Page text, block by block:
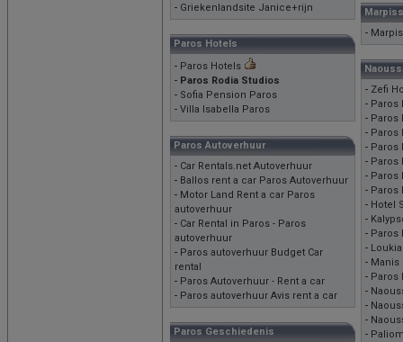
- Griekenlandsite Janice+rijn
Paros Hotels
- Paros Hotels
- Paros Rodia Studios
- Sofia Pension Paros
- Villa Isabella Paros
Paros Autoverhuur
- Car Rentals.net Autoverhuur
- Ballos rent a car Paros Autoverhuur
- Motor Land Rent a car Paros
autoverhuur
- Car Rental in Paros - Paros
autoverhuur
- Paros autoverhuur Budget Car
rental
- Paros Autoverhuur - Rent a car
- Paros autoverhuur Avis rent a car
Paros Geschiedenis
-
- Zefi
- Paros
- Paros
- Paros
- Paros
- Paros
- Paros
- Paros
- Hotel
-
- Paros
-
- Manis
- Paros
-
-
-
-